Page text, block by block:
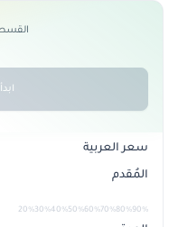
سعر العربية
المُقدم
20% 30%40% 50%60%70%80%90%